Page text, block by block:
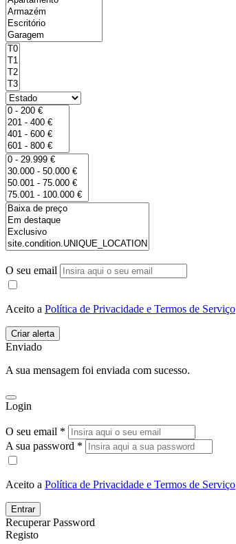
O seu email
Aceito a Política de Privacidade e Termos de Serviço
Enviado
A sua mensagem foi enviada com sucesso.
Login
O seu email *
A sua password *
Aceito a Política de Privacidade e Termos de Serviço
Entrar
Recuperar Password
Registo